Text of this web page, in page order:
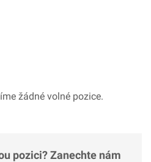
žádné volné pozice.
pozici? Zanechte nám